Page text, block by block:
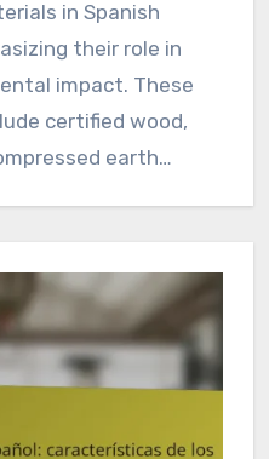
in Spanish
their role in
impact. These
certified wood,
earth…